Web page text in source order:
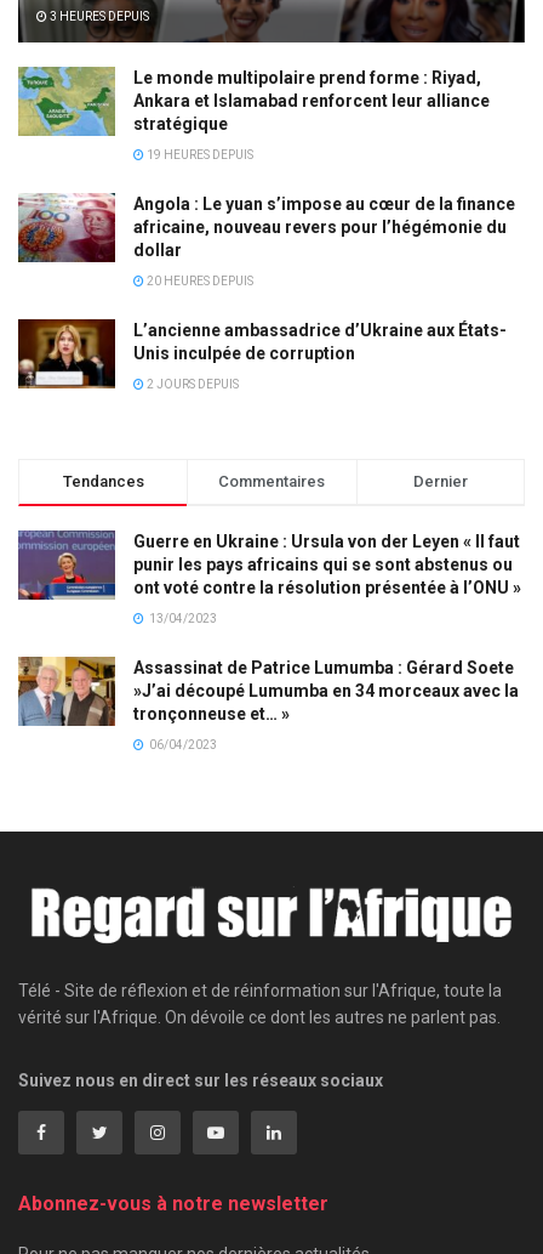
3 HEURES DEPUIS
Le monde multipolaire prend forme : Riyad,
Ankara et Islamabad renforcent leur alliance
stratégique
19 HEURES DEPUIS
Angola : Le yuan s’impose au cœur de la finance
africaine, nouveau revers pour l’hégémonie du
dollar
20 HEURES DEPUIS
L’ancienne ambassadrice d’Ukraine aux États-
Unis inculpée de corruption
2 JOURS DEPUIS
Tendances Commentaires Dernier
Guerre en Ukraine : Ursula von der Leyen « Il faut
punir les pays africains qui se sont abstenus ou
ont voté contre la résolution présentée à l’ONU »
13/04/2023
Assassinat de Patrice Lumumba : Gérard Soete
»J’ai découpé Lumumba en 34 morceaux avec la
tronçonneuse et… »
06/04/2023
Télé - Site de réflexion et de réinformation sur l'Afrique, toute la
vérité sur l'Afrique. On dévoile ce dont les autres ne parlent pas.
Suivez nous en direct sur les réseaux sociaux
Abonnez-vous à notre newsletter